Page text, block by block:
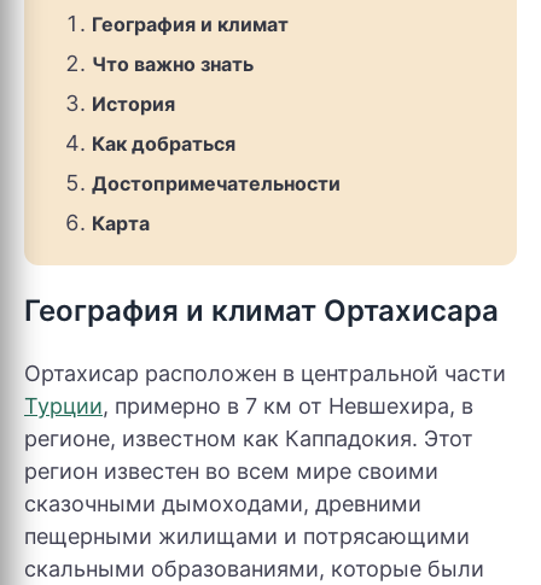
География и климат
Что важно знать
История
Как добраться
Достопримечательности
Карта
География и климат Ортахисара
Ортахисар расположен в центральной части
Турции, примерно в 7 км от Невшехира, в
регионе, известном как Каппадокия. Этот
регион известен во всем мире своими
сказочными дымоходами, древними
пещерными жилищами и потрясающими
скальными образованиями, которые были